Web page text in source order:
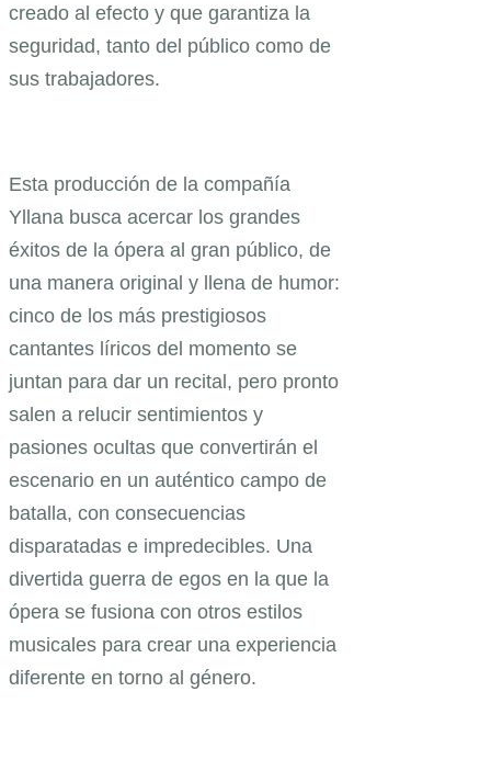
creado al efecto y que garantiza la
seguridad, tanto del público como de
sus trabajadores.
Esta producción de la compañía
Yllana busca acercar los grandes
éxitos de la ópera al gran público, de
una manera original y llena de humor:
cinco de los más prestigiosos
cantantes líricos del momento se
juntan para dar un recital, pero pronto
salen a relucir sentimientos y
pasiones ocultas que convertirán el
escenario en un auténtico campo de
batalla, con consecuencias
disparatadas e impredecibles. Una
divertida guerra de egos en la que la
ópera se fusiona con otros estilos
musicales para crear una experiencia
diferente en torno al género.